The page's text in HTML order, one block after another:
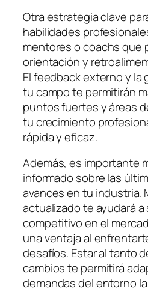
Otra estrategia clave
habilidades
mentores o coachs que
orientación y
El feedback externo y la
tu campo te permitirán
puntos fuertes y áreas
tu crecimiento
rápida y eficaz.
Además, es importante
informado sobre las
avances en tu industria.
actualizado te ayudará a
competitivo en el
una ventaja al
desafíos. Estar al tanto
cambios te permitirá
demandas del entorno